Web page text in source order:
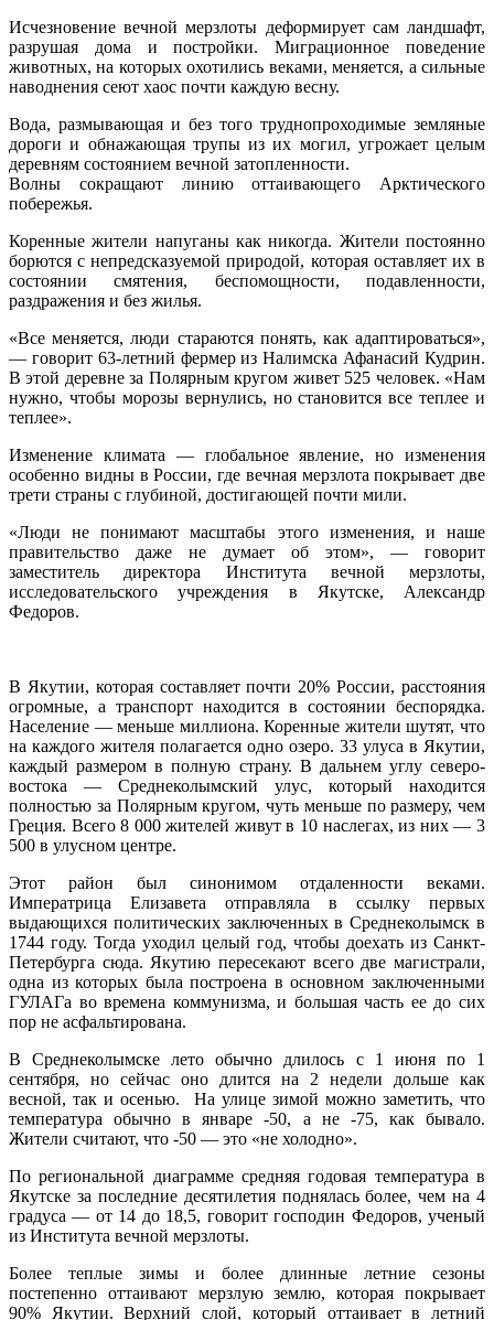
Исчезновение вечной мерзлоты деформирует сам ландшафт,
разрушая дома и постройки. Миграционное поведение
животных, на которых охотились веками, меняется, а сильные
наводнения сеют хаос почти каждую весну.
Вода, размывающая и без того труднопроходимые земляные
дороги и обнажающая трупы из их могил, угрожает целым
деревням состоянием вечной затопленности.
Волны сокращают линию оттаивающего Арктического
побережья.
Коренные жители напуганы как никогда. Жители постоянно
борются с непредсказуемой природой, которая оставляет их в
состоянии смятения, беспомощности, подавленности,
раздражения и без жилья.
«Все меняется, люди стараются понять, как адаптироваться»,
— говорит 63-летний фермер из Налимска Афанасий Кудрин.
В этой деревне за Полярным кругом живет 525 человек. «Нам
нужно, чтобы морозы вернулись, но становится все теплее и
теплее».
Изменение климата — глобальное явление, но изменения
особенно видны в России, где вечная мерзлота покрывает две
трети страны с глубиной, достигающей почти мили.
«Люди не понимают масштабы этого изменения, и наше
правительство даже не думает об этом», — говорит
заместитель директора Института вечной мерзлоты,
исследовательского учреждения в Якутске, Александр
Федоров.
В Якутии, которая составляет почти 20% России, расстояния
огромные, а транспорт находится в состоянии беспорядка.
Население — меньше миллиона. Коренные жители шутят, что
на каждого жителя полагается одно озеро. 33 улуса в Якутии,
каждый размером в полную страну. В дальнем углу северо-
востока — Среднеколымский улус, который находится
полностью за Полярным кругом, чуть меньше по размеру, чем
Греция. Всего 8 000 жителей живут в 10 наслегах, из них — 3
500 в улусном центре.
Этот район был синонимом отдаленности веками.
Императрица Елизавета отправляла в ссылку первых
выдающихся политических заключенных в Среднеколымск в
1744 году. Тогда уходил целый год, чтобы доехать из Санкт-
Петербурга сюда. Якутию пересекают всего две магистрали,
одна из которых была построена в основном заключенными
ГУЛАГа во времена коммунизма, и большая часть ее до сих
пор не асфальтирована.
В Среднеколымске лето обычно длилось с 1 июня по 1
сентября, но сейчас оно длится на 2 недели дольше как
весной, так и осенью. На улице зимой можно заметить, что
температура обычно в январе -50, а не -75, как бывало.
Жители считают, что -50 — это «не холодно».
По региональной диаграмме средняя годовая температура в
Якутске за последние десятилетия поднялась более, чем на 4
градуса — от 14 до 18,5, говорит господин Федоров, ученый
из Института вечной мерзлоты.
Более теплые зимы и более длинные летние сезоны
постепенно оттаивают мерзлую землю, которая покрывает
90% Якутии. Верхний слой, который оттаивает в летний